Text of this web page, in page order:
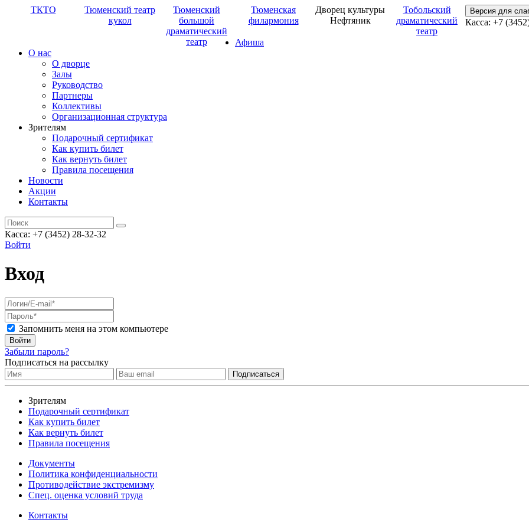
ТКТО
Тюменский театр
кукол
Тюменский
большой
драматический
театр
Тюменская
филармония
Дворец культуры
Нефтяник
Тобольский
драматический
театр
Версия для
Касса: +7
Афиша
О нас
О дворце
Залы
Руководство
Партнеры
Коллективы
Организационная структура
Зрителям
Подарочный сертификат
Как купить билет
Как вернуть билет
Правила посещения
Новости
Акции
Контакты
Касса: +7 (3452) 28-32-32
Войти
Вход
Запомнить меня на этом компьютере
Войти
Забыли пароль?
Подписаться на рассылку
Зрителям
Подарочный сертификат
Как купить билет
Как вернуть билет
Правила посещения
Документы
Политика конфиденциальности
Противодействие экстремизму
Спец. оценка условий труда
Контакты